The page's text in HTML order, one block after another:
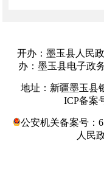
全力保障水
态安全。
二、主要
（一）加
责。
局党组
设纳入水利
手”负总责、
开办：墨玉县人民
办：墨玉县电子政
地址：新疆墨玉县
ICP备案
公安机关备案号：
人民